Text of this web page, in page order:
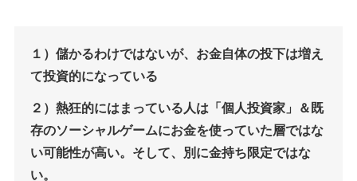
１）儲かるわけではないが、お金自体の投下は増え
て投資的になっている
２）熱狂的にはまっている人は「個人投資家」＆既
存のソーシャルゲームにお金を使っていた層ではな
い可能性が高い。そして、別に金持ち限定ではな
い。